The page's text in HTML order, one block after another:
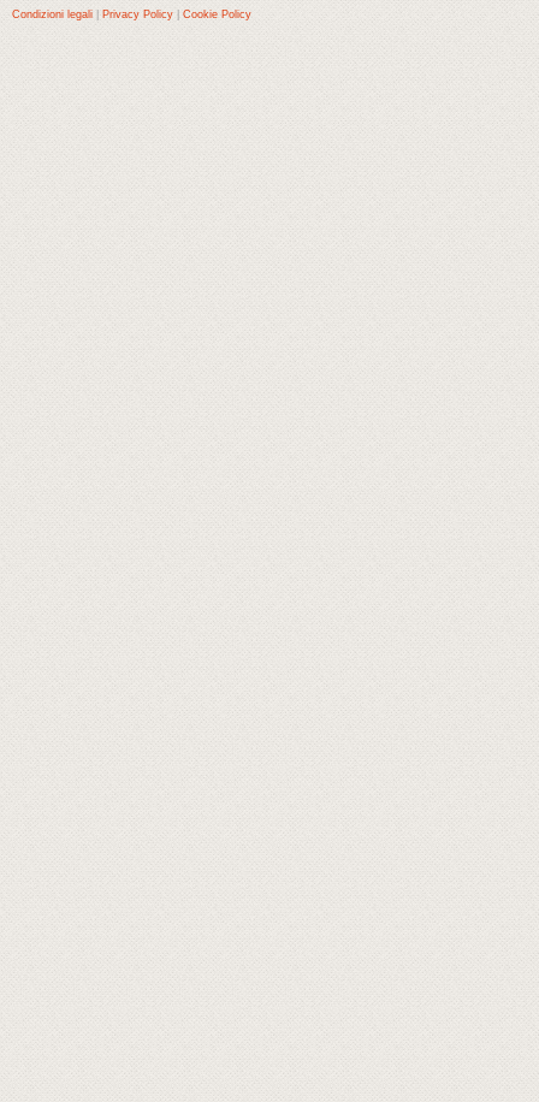
Condizioni legali
Privacy Policy Cookie Policy